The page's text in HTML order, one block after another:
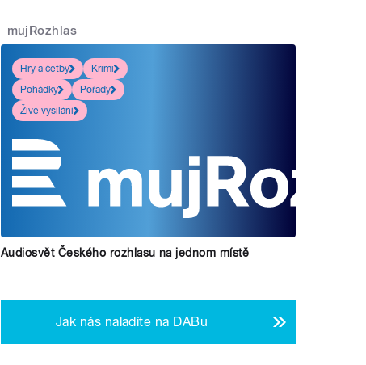
mujRozhlas
Hry a četby
Krimi
Pohádky
Pořady
Živé vysílání
Audiosvět Českého rozhlasu na jednom místě
Jak nás naladíte na DABu